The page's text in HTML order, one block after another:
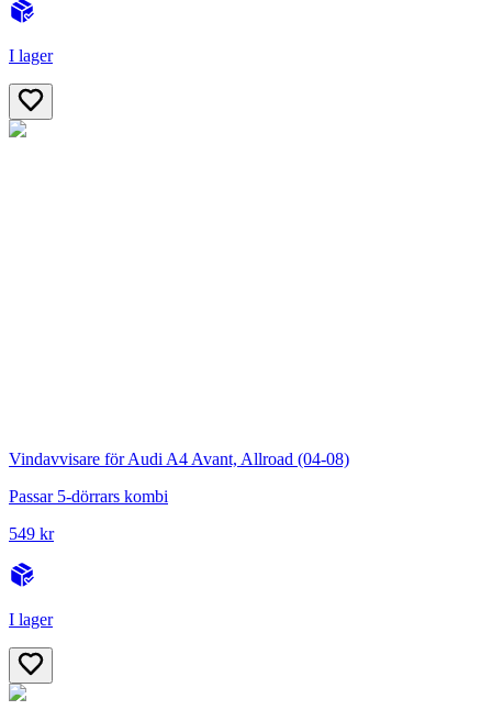
I lager
Vindavvisare för Audi A4 Avant, Allroad (04-08)
Passar 5-dörrars kombi
549 kr
I lager